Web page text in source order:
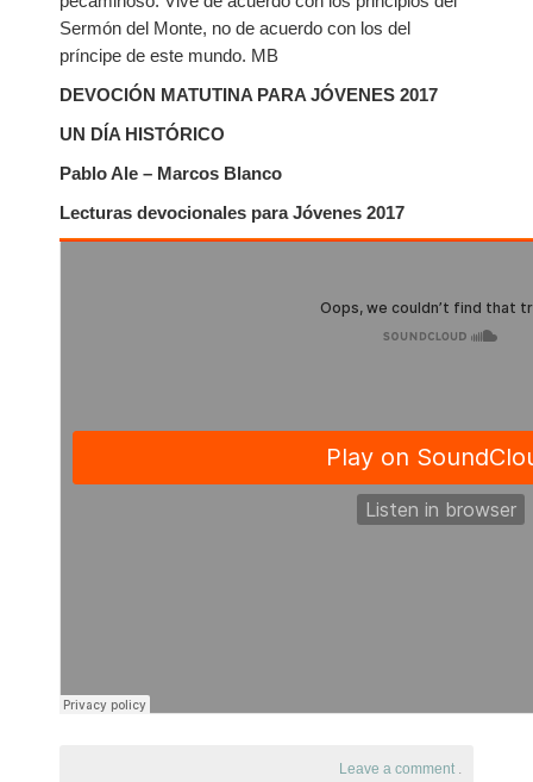
Sermón del Monte, no de acuerdo con los del
príncipe de este mundo. MB
DEVOCIÓN MATUTINA PARA JÓVENES 2017
UN DÍA HISTÓRICO
Pablo Ale – Marcos Blanco
Lecturas devocionales para Jóvenes 2017
Leave a comment .